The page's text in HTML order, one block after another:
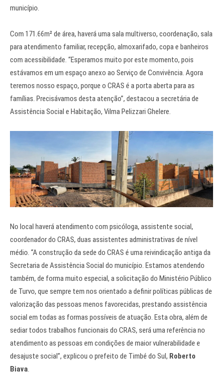
município.
Com 171.66m² de área, haverá uma sala multiverso, coordenação, sala
para atendimento familiar, recepção, almoxarifado, copa e banheiros
com acessibilidade. “Esperamos muito por este momento, pois
estávamos em um espaço anexo ao Serviço de Convivência. Agora
teremos nosso espaço, porque o CRAS é a porta aberta para as
famílias. Precisávamos desta atenção”, destacou a secretária de
Assistência Social e Habitação, Vilma Pelizzari Ghelere.
No local haverá atendimento com psicóloga, assistente social,
coordenador do CRAS, duas assistentes administrativas de nível
médio. “A construção da sede do CRAS é uma reivindicação antiga da
Secretaria de Assistência Social do município. Estamos atendendo
também, de forma muito especial, a solicitação do Ministério Público
de Turvo, que sempre tem nos orientado a definir políticas públicas de
valorização das pessoas menos favorecidas, prestando assistência
social em todas as formas possíveis de atuação. Esta obra, além de
sediar todos trabalhos funcionais do CRAS, será uma referência no
atendimento as pessoas em condições de maior vulnerabilidade e
desajuste social”, explicou o prefeito de Timbé do Sul, Roberto
Biava.